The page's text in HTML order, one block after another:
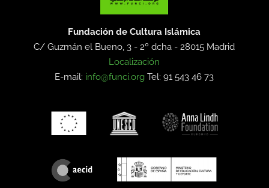
Fundación de Cultura Islámica
C/ Guzmán el Bueno, 3 - 2º dcha -28015 Madrid
Localización
E-mail: info@funci.org Tel: 91 543 46 73